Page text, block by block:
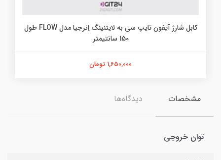
کابل شارژ آیفون تایپ سی به لایتنینگ اِنرجیا مدل FLOW طول
150 سانتیمتر
1,650,000 تومان
مشخصات دیدگاه‌ها
توان خروجی